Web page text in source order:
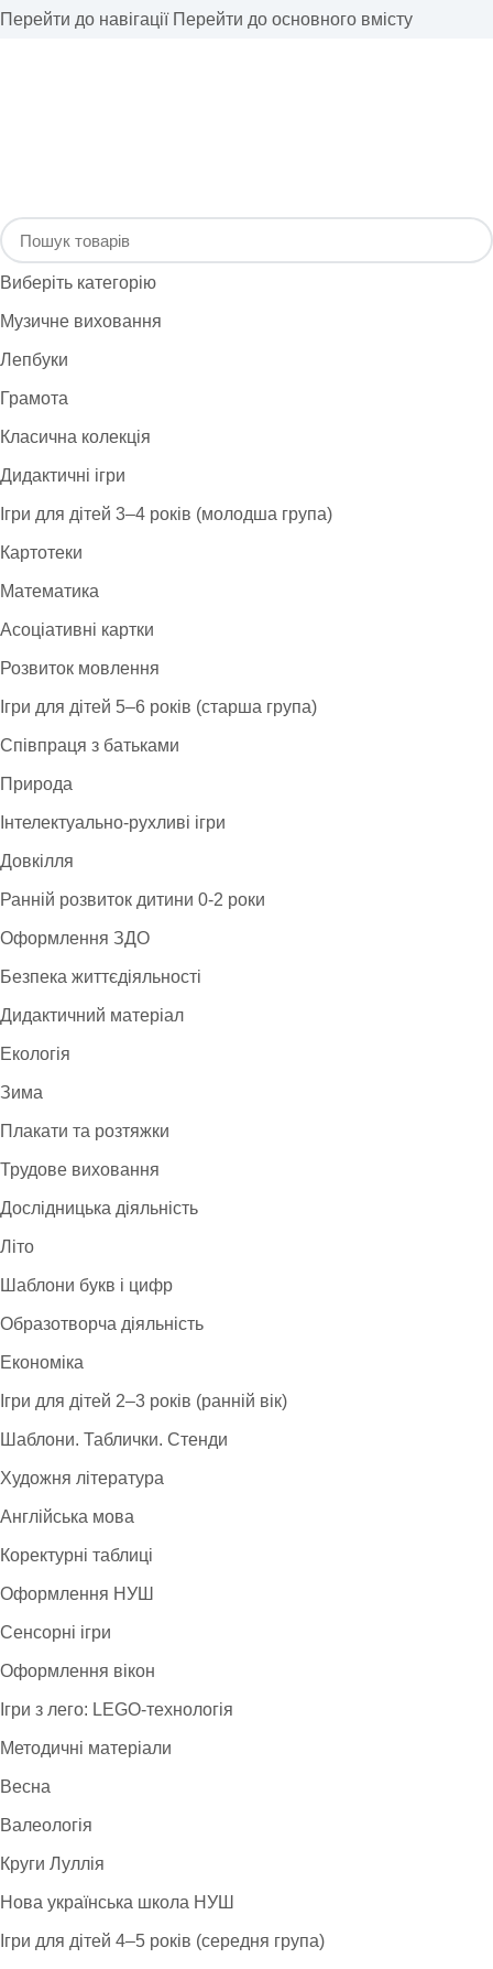
Перейти до навігації Перейти до основного вмісту
Виберіть категорію
Музичне виховання
Лепбуки
Грамота
Класична колекція
Дидактичні ігри
Ігри для дітей 3–4 років (молодша група)
Картотеки
Математика
Асоціативні картки
Розвиток мовлення
Ігри для дітей 5–6 років (старша група)
Співпраця з батьками
Природа
Інтелектуально-рухливі ігри
Довкілля
Ранній розвиток дитини 0-2 роки
Оформлення ЗДО
Безпека життєдіяльності
Дидактичний матеріал
Екологія
Зима
Плакати та розтяжки
Трудове виховання
Дослідницька діяльність
Літо
Шаблони букв і цифр
Образотворча діяльність
Економіка
Ігри для дітей 2–3 років (ранній вік)
Шаблони. Таблички. Стенди
Художня література
Англійська мова
Коректурні таблиці
Оформлення НУШ
Сенсорні ігри
Оформлення вікон
Ігри з лего: LEGO-технологія
Методичні матеріали
Весна
Валеологія
Круги Луллія
Нова українська школа НУШ
Ігри для дітей 4–5 років (середня група)